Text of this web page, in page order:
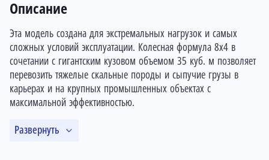
Описание
Эта модель создана для экстремальных нагрузок и самых
сложных условий эксплуатации. Колесная формула 8х4 в
сочетании с гигантским кузовом объемом 35 куб. м позволяет
перевозить тяжелые скальные породы и сыпучие грузы в
карьерах и на крупных промышленных объектах с
максимальной эффективностью.
Развернуть